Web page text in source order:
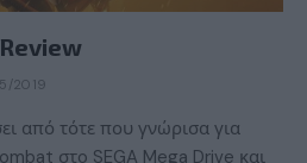
2019
από τότε που γνώρισα για
στo SEGA Mega Drive και